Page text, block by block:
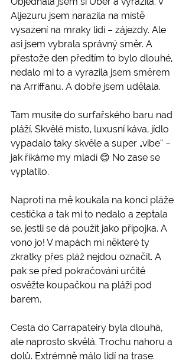
Aljezuru jsem narazila na místě
vysazení na mraky lidí – zájezdy. Ale
asi jsem vybrala správný směr. A
přestože den předtím to bylo dlouhé,
nedalo mi to a vyrazila jsem směrem
na Arriffanu. A dobře jsem udělala.
Tam musíte do surfařského baru nad
pláží. Skvělé místo, luxusní káva, jídlo
vypadalo taky skvěle a super „vibe“ –
jak říkáme my mladí 😊 No zase se
vyplatilo.
Naproti na mě koukala na konci pláže
cestička a tak mi to nedalo a zeptala
se, jestli se dá použít jako přípojka. A
vono jo! V mapách mi některé ty
zkratky přes pláž nejdou označit. A
pak se před pokračování určitě
osvěžte koupačkou na pláži pod
barem.
Cesta do Carrapateiry byla dlouhá,
ale naprosto skvělá. Trochu nahoru a
dolů. Extrémně málo lidí na trase.